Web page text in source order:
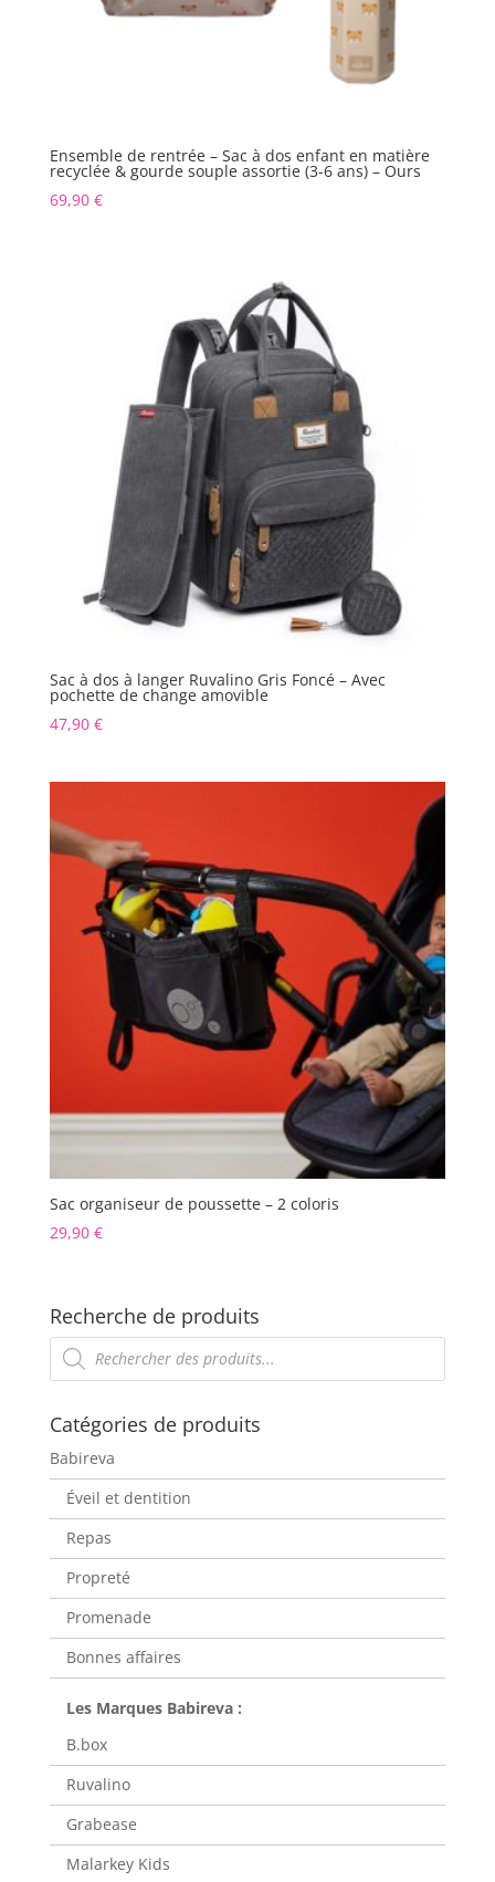
Ensemble de rentrée – Sac à dos enfant en matière
recyclée & gourde souple assortie (3-6 ans) – Ours
69,90 €
Sac à dos à langer Ruvalino Gris Foncé – Avec
pochette de change amovible
47,90 €
Sac organiseur de poussette – 2 coloris
29,90 €
Recherche de produits
Recherche
de
produits
Catégories de produits
Babireva
Éveil et dentition
Repas
Propreté
Promenade
Bonnes affaires
B.box
Ruvalino
Grabease
Malarkey Kids